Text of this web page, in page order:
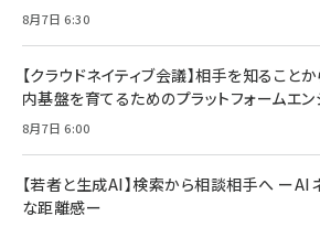
8月7日 6:30
【クラウドネイティブ会議】相手を知ること
内基盤を育てるためのプラットフォームエ
8月7日 6:00
【若者と生成AI】検索から相談相手へ ーAI
な距離感ー